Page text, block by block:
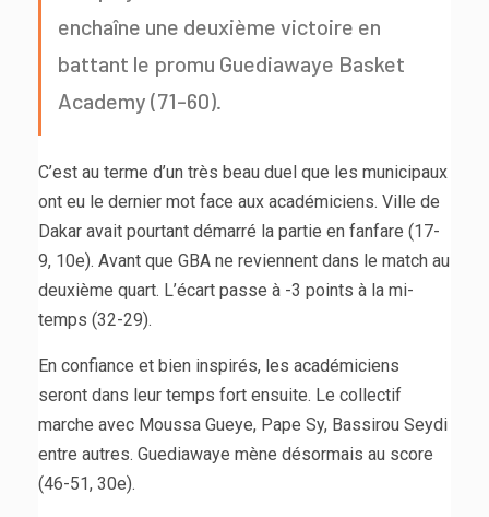
enchaîne une deuxième victoire en
battant le promu Guediawaye Basket
Academy (71-60).
C’est au terme d’un très beau duel que les municipaux
ont eu le dernier mot face aux académiciens. Ville de
Dakar avait pourtant démarré la partie en fanfare (17-
9, 10e). Avant que GBA ne reviennent dans le match au
deuxième quart. L’écart passe à -3 points à la mi-
temps (32-29).
En confiance et bien inspirés, les académiciens
seront dans leur temps fort ensuite. Le collectif
marche avec Moussa Gueye, Pape Sy, Bassirou Seydi
entre autres. Guediawaye mène désormais au score
(46-51, 30e).